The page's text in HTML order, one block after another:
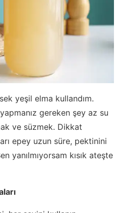
yeşil elma kullandım.
gereken şey az su
ve süzmek. Dikkat
epey uzun süre, pektinini
yanılmıyorsam kısık ateşte